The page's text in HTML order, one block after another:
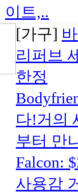
이트,..
[가구]
리퍼브
한정
다!거의
부터 만
Falcon:
사용감